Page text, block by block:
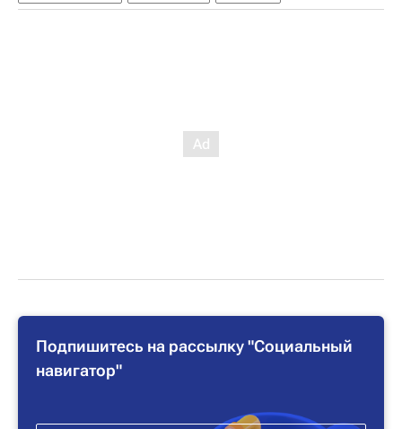
Подпишитесь на рассылку "Социальный
навигатор"